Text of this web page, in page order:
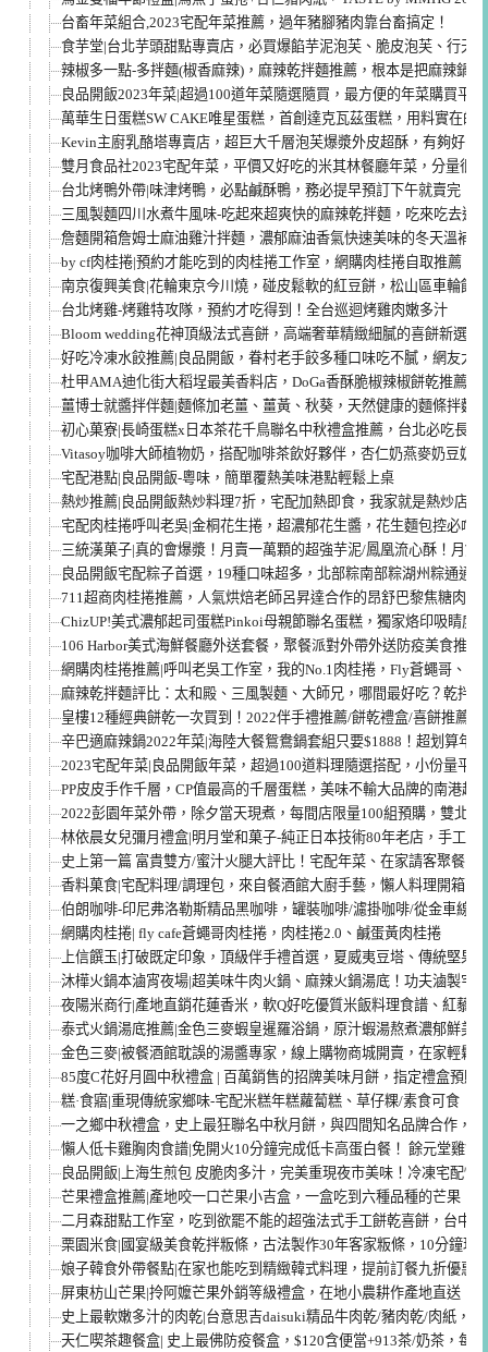
台畜年菜組合,2023宅配年菜推薦，過年豬腳豬肉靠台畜搞定！
食芋堂|台北芋頭甜點專賣店，必買爆餡芋泥泡芙、脆皮泡芙、行天
辣椒多一點-多拌麵(椒香麻辣)，麻辣乾拌麵推薦，根本是把麻辣鍋
良品開飯2023年菜|超過100道年菜隨選隨買，最方便的年菜購買平台
萬華生日蛋糕SW CAKE唯星蛋糕，首創達克瓦茲蛋糕，用料實在的
Kevin主廚乳酪塔專賣店，超巨大千層泡芙爆漿外皮超酥，有夠好吃
雙月食品社2023宅配年菜，平價又好吃的米其林餐廳年菜，分量很
台北烤鴨外帶|味津烤鴨，必點鹹酥鴨，務必提早預訂下午就賣完！
三風製麵四川水煮牛風味-吃起來超爽快的麻辣乾拌麵，吃來吃去這
詹麵開箱詹姆士麻油雞汁拌麵，濃郁麻油香氣快速美味的冬天溫補
by cf肉桂捲|預約才能吃到的肉桂捲工作室，網購肉桂捲自取推薦
南京復興美食|花輪東京今川燒，碰皮鬆軟的紅豆餅，松山區車輪餅
台北烤雞-烤雞特攻隊，預約才吃得到！全台巡迴烤雞肉嫩多汁
Bloom wedding花神頂級法式喜餅，高端奢華精緻細膩的喜餅新選擇
好吃冷凍水餃推薦|良品開飯，眷村老手餃多種口味吃不膩，網友大
杜甲AMA迪化街大稻埕最美香料店，DoGa香酥脆椒辣椒餅乾推薦
薑博士就醬拌伴麵|麵條加老薑、薑黃、秋葵，天然健康的麵條拌麵
初心菓寮|長崎蛋糕x日本茶花千鳥聯名中秋禮盒推薦，台北必吃長崎
Vitasoy咖啡大師植物奶，搭配咖啡茶飲好夥伴，杏仁奶燕麥奶豆奶
宅配港點|良品開飯-粵味，簡單覆熱美味港點輕鬆上桌
熱炒推薦|良品開飯熱炒料理7折，宅配加熱即食，我家就是熱炒店
宅配肉桂捲呼叫老吳|金桐花生捲，超濃郁花生醬，花生麵包控必嚐嚐
三統漢菓子|真的會爆漿！月賣一萬顆的超強芋泥/鳳凰流心酥！月餅
良品開飯宅配粽子首選，19種口味超多，北部粽南部粽湖州粽通通有
711超商肉桂捲推薦，人氣烘焙老師呂昇達合作的昂舒巴黎焦糖肉桂
ChizUP!美式濃郁起司蛋糕Pinkoi母親節聯名蛋糕，獨家烙印吸睛度
106 Harbor美式海鮮餐廳外送套餐，聚餐派對外帶外送防疫美食推薦
網購肉桂捲推薦|呼叫老吳工作室，我的No.1肉桂捲，Fly蒼蠅哥、
麻辣乾拌麵評比：太和殿、三風製麵、大師兄，哪間最好吃？乾拌
皇樓12種經典餅乾一次買到！2022伴手禮推薦/餅乾禮盒/喜餅推薦
辛巴適麻辣鍋2022年菜|海陸大餐鴛鴦鍋套組只要$1888！超划算年
2023宅配年菜|良品開飯年菜，超過100道料理隨選搭配，小份量平
PP皮皮手作千層，CP值最高的千層蛋糕，美味不輸大品牌的南港超
2022彭園年菜外帶，除夕當天現煮，每間店限量100組預購，雙北年
林依晨女兒彌月禮盒|明月堂和菓子-純正日本技術80年老店，手工彌
史上第一篇 富貴雙方/蜜汁火腿大評比！宅配年菜、在家請客聚餐
香料菓食|宅配料理/調理包，來自餐酒館大廚手藝，懶人料理開箱
伯朗咖啡-印尼弗洛勒斯精品黑咖啡，罐裝咖啡/濾掛咖啡/從金車線
網購肉桂捲| fly cafe蒼蠅哥肉桂捲，肉桂捲2.0、鹹蛋黃肉桂捲
上信饌玉|打破既定印象，頂級伴手禮首選，夏威夷豆塔、傳統堅果
沐樺火鍋本滷宵夜場|超美味牛肉火鍋、麻辣火鍋湯底！功夫滷製宅
夜陽米商行|產地直銷花蓮香米，軟Q好吃優質米飯料理食譜、紅藜
泰式火鍋湯底推薦|金色三麥蝦皇暹羅浴鍋，原汁蝦湯熬煮濃郁鮮美
金色三麥|被餐酒館耽誤的湯醬專家，線上購物商城開賣，在家輕鬆
85度C花好月圓中秋禮盒 | 百萬銷售的招牌美味月餅，指定禮盒預購
糕·食寤|重現傳統家鄉味-宅配米糕年糕蘿蔔糕、草仔粿/素食可食
一之鄉中秋禮盒，史上最狂聯名中秋月餅，與四間知名品牌合作，
懶人低卡雞胸肉食譜|免開火10分鐘完成低卡高蛋白餐！ 餘元堂雞舒
良品開飯|上海生煎包 皮脆肉多汁，完美重現夜市美味！冷凍宅配懶
芒果禮盒推薦|產地咬一口芒果小吉盒，一盒吃到六種品種的芒果！
二月森甜點工作室，吃到欲罷不能的超強法式手工餅乾喜餅，台中
栗園米食|國宴級美食乾拌粄條，古法製作30年客家粄條，10分鐘現
娘子韓食外帶餐點|在家也能吃到精緻韓式料理，提前訂餐九折優惠/
屏東枋山芒果|拎阿嬤芒果外銷等級禮盒，在地小農耕作產地直送！
史上最軟嫩多汁的肉乾|台意思吉daisuki精品牛肉乾/豬肉乾/肉紙，
天仁喫茶趣餐盒| 史上最佛防疫餐盒，$120含便當+913茶/奶茶，每